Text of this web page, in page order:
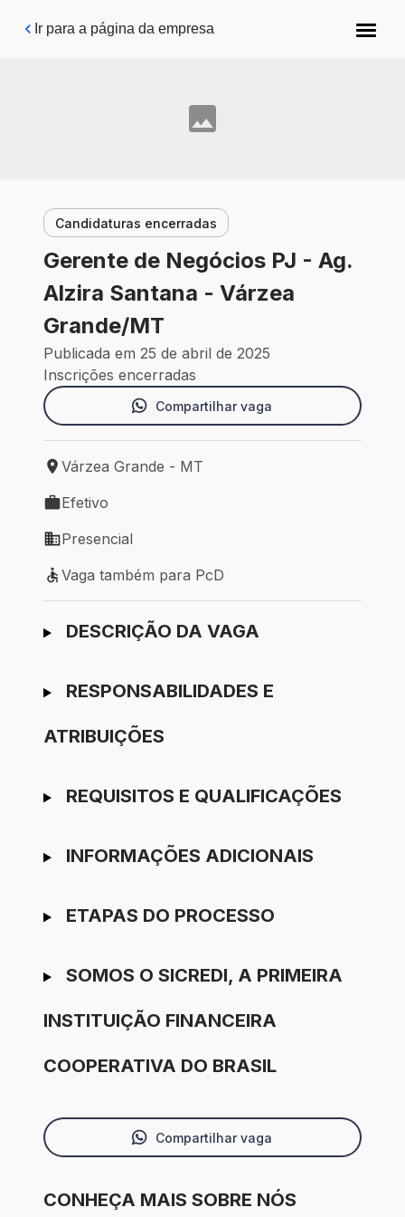
Pular para o conteúdo principal
Ir para a página da empresa
Candidaturas encerradas
Gerente de Negócios PJ - Ag.
Alzira Santana - Várzea
Grande/MT
Publicada em 25 de abril de 2025
Inscrições encerradas
Compartilhar vaga
Local de trabalho: Várzea Grande - MT
Várzea Grande - MT
Tipo de vaga: Efetivo
Efetivo
Modelo de trabalho: Presencial
Presencial
Vaga também para PcD
Vaga também para PcD
Ir para candidatura
DESCRIÇÃO DA VAGA
RESPONSABILIDADES E
ATRIBUIÇÕES
REQUISITOS E QUALIFICAÇÕES
INFORMAÇÕES ADICIONAIS
ETAPAS DO PROCESSO
SOMOS O SICREDI, A PRIMEIRA
INSTITUIÇÃO FINANCEIRA
COOPERATIVA DO BRASIL
Compartilhar vaga
CONHEÇA MAIS SOBRE NÓS